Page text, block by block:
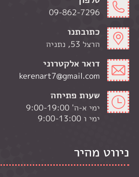
09-862-7296
כתובתנו
הרצל 53, נתניה
דואר אלקטרוני
kerenart7@gmail.com
שעות פתיחה
ימי א-ה' 9:00-19:00
ימי ו 9:00-13:00
ניווט מהיר